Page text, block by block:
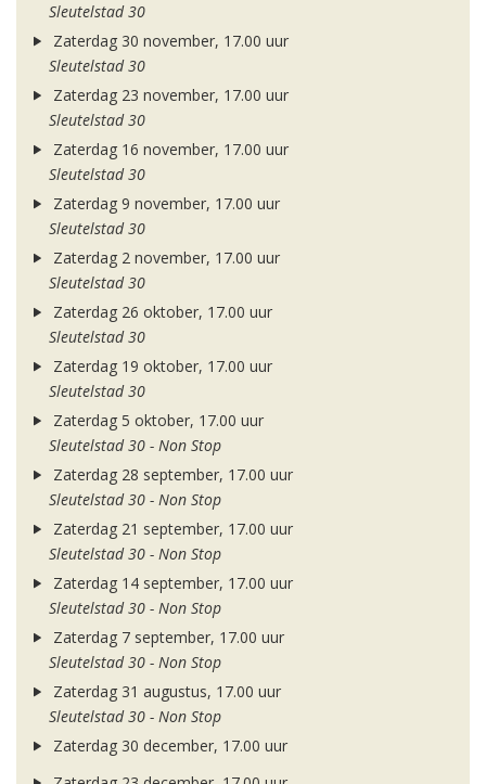
Sleutelstad 30
Zaterdag 30 november, 17.00 uur
Sleutelstad 30
Zaterdag 23 november, 17.00 uur
Sleutelstad 30
Zaterdag 16 november, 17.00 uur
Sleutelstad 30
Zaterdag 9 november, 17.00 uur
Sleutelstad 30
Zaterdag 2 november, 17.00 uur
Sleutelstad 30
Zaterdag 26 oktober, 17.00 uur
Sleutelstad 30
Zaterdag 19 oktober, 17.00 uur
Sleutelstad 30
Zaterdag 5 oktober, 17.00 uur
Sleutelstad 30 - Non Stop
Zaterdag 28 september, 17.00 uur
Sleutelstad 30 - Non Stop
Zaterdag 21 september, 17.00 uur
Sleutelstad 30 - Non Stop
Zaterdag 14 september, 17.00 uur
Sleutelstad 30 - Non Stop
Zaterdag 7 september, 17.00 uur
Sleutelstad 30 - Non Stop
Zaterdag 31 augustus, 17.00 uur
Sleutelstad 30 - Non Stop
Zaterdag 30 december, 17.00 uur